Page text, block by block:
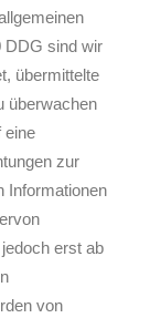
DDG sind wir
übermittelte
überwachen
eine
zur
Informationen
erst ab
von